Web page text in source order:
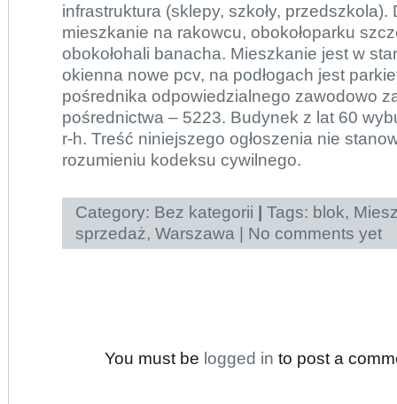
infrastruktura (sklepy, szkoły, przedszkola).
mieszkanie na rakowcu, obokołoparku
obokołohali banacha. Mieszkanie jest w
okienna nowe pcv, na podłogach jest
pośrednika odpowiedzialnego zawodowo
pośrednictwa – 5223. Budynek z lat 60
r-h. Treść niniejszego ogłoszenia nie
rozumieniu kodeksu cywilnego.
Category: Bez kategorii Tags: blok,
sprzedaż, Warszawa No comments yet
You must be logged in to post a